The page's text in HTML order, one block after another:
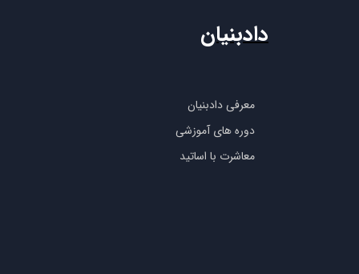
معرفی دادبنیان
دوره های آموزشی
معاشرت با اساتید
دادبنیان